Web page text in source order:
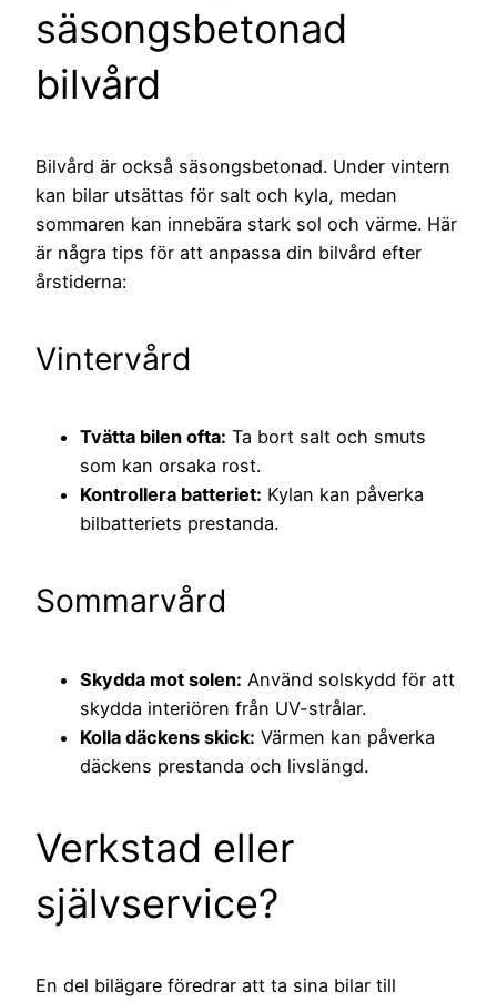
säsongsbetonad
bilvård
Bilvård är också säsongsbetonad. Under vintern
kan bilar utsättas för salt och kyla, medan
sommaren kan innebära stark sol och värme. Här
är några tips för att anpassa din bilvård efter
årstiderna:
Vintervård
Tvätta bilen ofta: Ta bort salt och smuts
som kan orsaka rost.
Kontrollera batteriet: Kylan kan påverka
bilbatteriets prestanda.
Sommarvård
Skydda mot solen: Använd solskydd för att
skydda interiören från UV-strålar.
Kolla däckens skick: Värmen kan påverka
däckens prestanda och livslängd.
Verkstad eller
självservice?
En del bilägare föredrar att ta sina bilar till